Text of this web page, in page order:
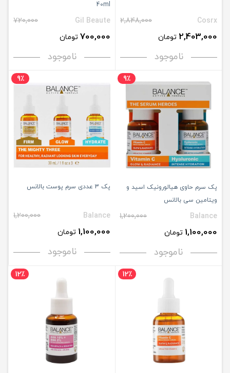
Cosrx
2,848,000
2,403,000 تومان
ناموجود
40ml
Gil Beaute
720,000
700,000 تومان
ناموجود
9٪
پک سرم حاوی هیالورونیک اسید و
ویتامین سی بالانس
Balance
1,200,000
1,100,000 تومان
ناموجود
9٪
پک 3 عددی سرم پوست بالانس
Balance
1,200,000
1,100,000 تومان
ناموجود
12٪ 12٪